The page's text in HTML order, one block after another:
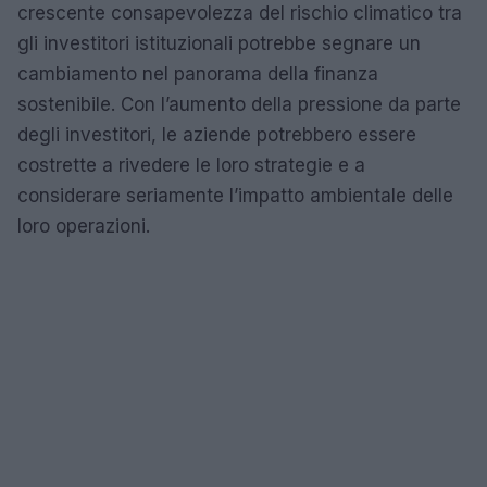
crescente consapevolezza del rischio climatico tra
gli investitori istituzionali potrebbe segnare un
cambiamento nel panorama della finanza
sostenibile. Con l’aumento della pressione da parte
degli investitori, le aziende potrebbero essere
costrette a rivedere le loro strategie e a
considerare seriamente l’impatto ambientale delle
loro operazioni.